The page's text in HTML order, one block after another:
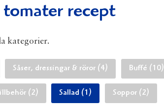
recept
kategorier.
Såser, dressingar & röror (4) Buffé (10)
(2) Sallad (1) Soppor (2)